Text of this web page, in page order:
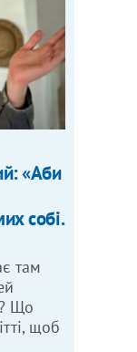
«Аби
собі.
там
Що
щоб